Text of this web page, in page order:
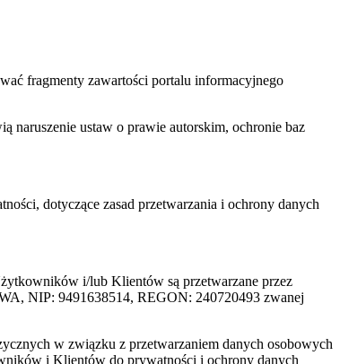
fragmenty zawartości portalu informacyjnego
naruszenie ustaw o prawie autorskim, ochronie baz
dotyczące zasad przetwarzania i ochrony danych
i/lub Klientów są przetwarzane przez
NIP: 9491638514, REGON: 240720493 zwanej
w związku z przetwarzaniem danych osobowych
i Klientów do prywatności i ochrony danych